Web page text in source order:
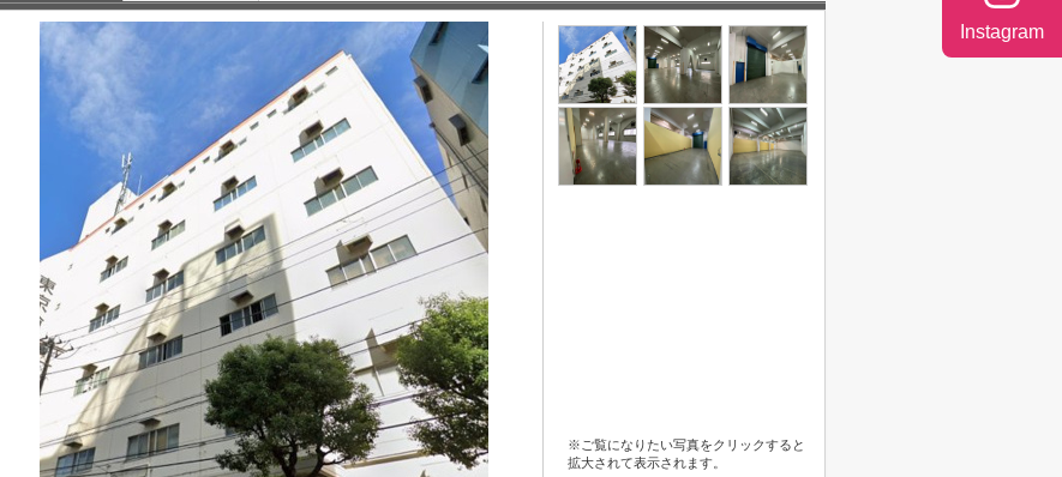
※ご覧になりたい写真をクリックすると
拡大されて表示されます。
Instagram